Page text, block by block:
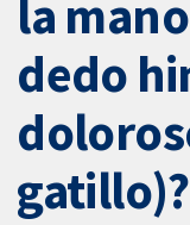
la
dedo
gatillo)?